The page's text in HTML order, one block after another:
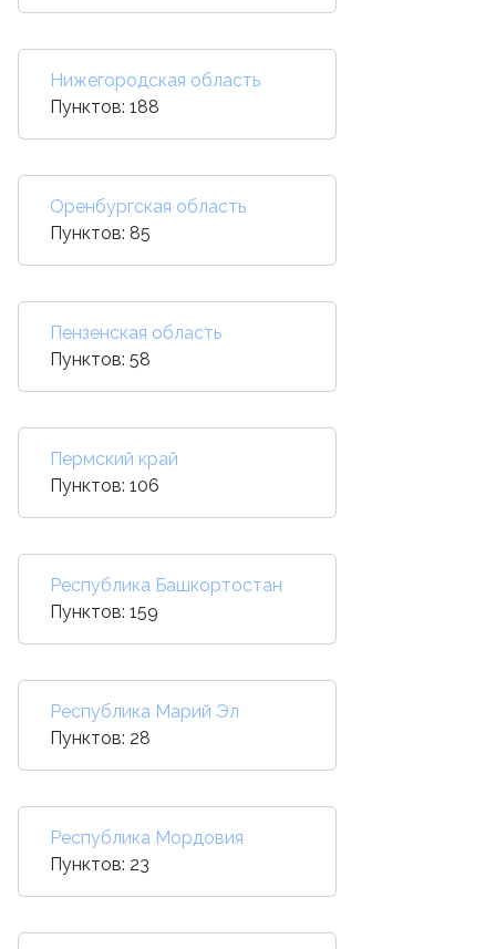
Нижегородская область
Пунктов: 188
Оренбургская область
Пунктов: 85
Пензенская область
Пунктов: 58
Пермский край
Пунктов: 106
Республика Башкортостан
Пунктов: 159
Республика Марий Эл
Пунктов: 28
Республика Мордовия
Пунктов: 23